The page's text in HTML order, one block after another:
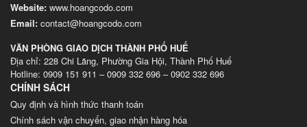
Website: www.hoangcodo.com
Email: contact@hoangcodo.com
VĂN PHÒNG GIAO DỊCH THÀNH PHỐ HUẾ
Địa chỉ: 228 Chi Lăng, Phường Gia Hội, Thành Phố Huế
Hotline: 0909 151 911 – 0909 332 696 – 0902 332 696
CHÍNH SÁCH
Quy định và hình thức thanh toán
Chính sách vận chuyển, giao nhận hàng hóa